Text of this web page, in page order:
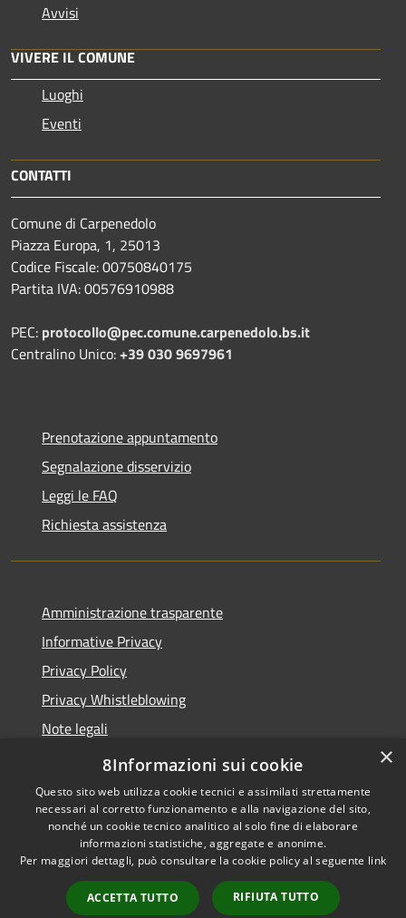
Avvisi
VIVERE IL COMUNE
Luoghi
Eventi
CONTATTI
Comune di Carpenedolo
Piazza Europa, 1, 25013
Codice Fiscale: 00750840175
Partita IVA: 00576910988
PEC: protocollo@pec.comune.carpenedolo.bs.it
Centralino Unico:+39 030 9697961
Prenotazione appuntamento
Segnalazione disservizio
Leggi le FAQ
Richiesta assistenza
Amministrazione trasparente
Informative Privacy
Privacy Policy
Privacy Whistleblowing
Note legali
Dichiarazione di accessibilità
Accessibilità
Copyright © 2026 • Comune di
Carpenedolo • Powered by
Municipium•
Accesso
×
8Informazioni sui cookie
Questo sito web utilizza cookie tecnici e assimilati strettamente
necessari al corretto funzionamento e alla navigazione del sito,
nonché un cookie tecnico analitico al solo fine di elaborare
informazioni statistiche, aggregate e anonime.
Per maggiori dettagli, può consultare la cookie policy al seguente link
ACCETTA TUTTO RIFIUTA TUTTO